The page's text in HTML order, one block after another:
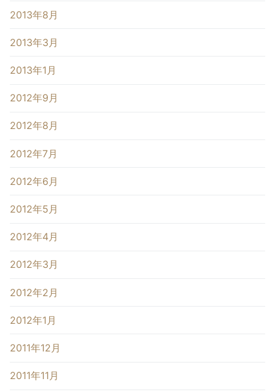
2013年8月
2013年3月
2013年1月
2012年9月
2012年8月
2012年7月
2012年6月
2012年5月
2012年4月
2012年3月
2012年2月
2012年1月
2011年12月
2011年11月